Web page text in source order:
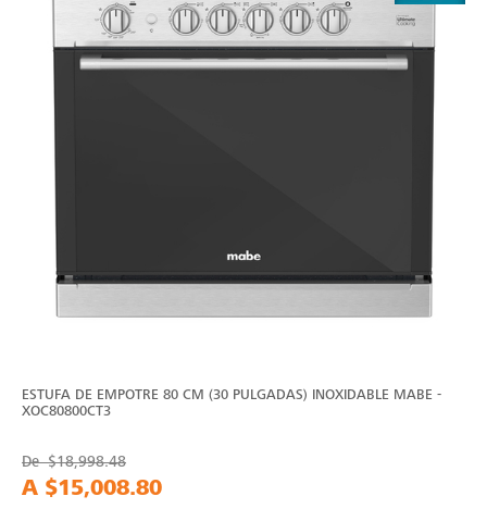
ESTUFA DE EMPOTRE 80 CM (30 PULGADAS) INOXIDABLE MABE -
XOC80800CT3
De$18,998.48
A $15,008.80